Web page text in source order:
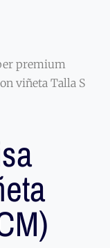
premium
viñeta Talla S